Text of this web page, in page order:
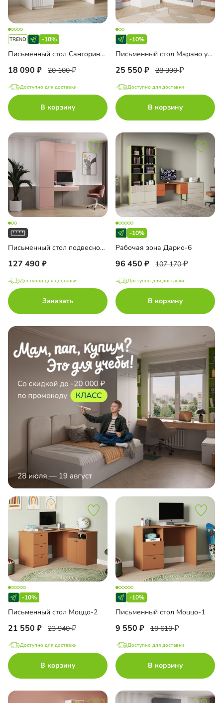
-10%
Письменный стол Санторини Лайф
18 090 20 100
Доступно для доставки
В корзину
-10%
Письменный стол Марано угловой
25 550 28 390
Доступно для доставки
В корзину
Письменный стол подвесной Мобаро-10
127 490
Доступно для доставки
Заказать
-10%
Рабочая зона Дарио-6
96 450 107 170
Доступно для доставки
В корзину
-10%
Письменный стол Моццо-2
21 550 23 940
Доступно для доставки
В корзину
-10%
Письменный стол Моццо-1
9 550 10 610
Доступно для доставки
В корзину